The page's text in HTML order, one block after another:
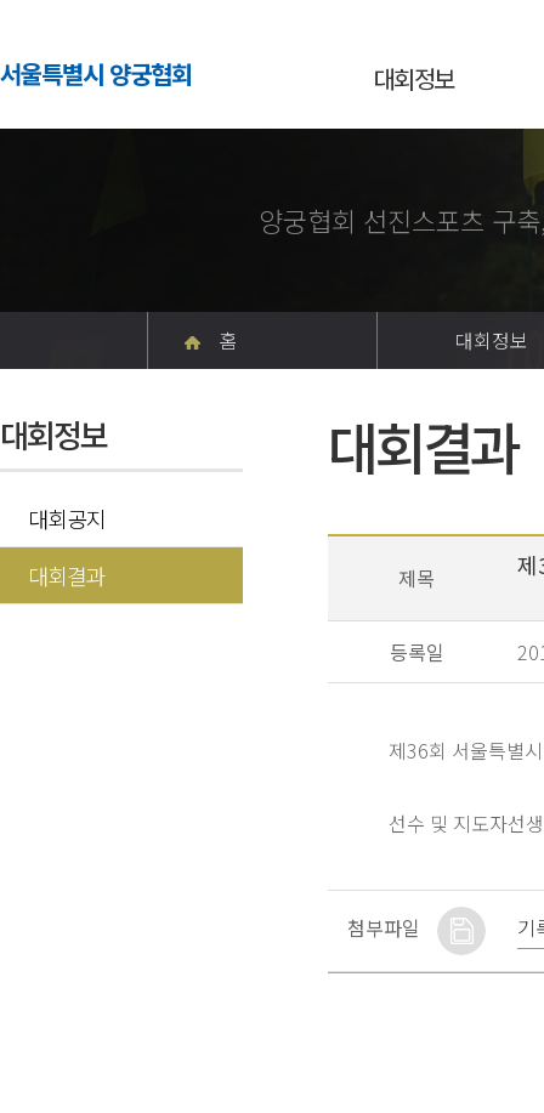
서울특별시 양궁협회 대회정보
양궁협회 선진스포츠 구
홈 대회정보
대회정보
대회공지
대회결과
대회결과
제목 제
등록일
제36회 서울특별
선수 및 지도자선
첨부파일 기